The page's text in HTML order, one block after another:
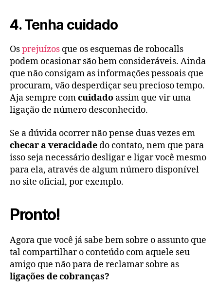
4. Tenha cuidado
Osprejuízos que os esquemas de robocalls
podem ocasionar são bem consideráveis. Ainda
que não consigam as informações pessoais que
procuram, vão desperdiçar seu precioso tempo.
Aja sempre comcuidado assim que vir uma
ligação de número desconhecido.
Se a dúvida ocorrer não pense duas vezes em
checar a veracidade do contato, nem que para
isso seja necessário desligar e ligar você mesmo
para ela, através de algum número disponível
no site oficial, por exemplo.
Pronto!
Agora que você já sabe bem sobre o assunto que
tal compartilhar o conteúdo com aquele seu
amigo que não para de reclamar sobre as
ligações de cobranças?